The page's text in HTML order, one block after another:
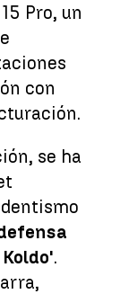
Pro, un
con
se ha
.